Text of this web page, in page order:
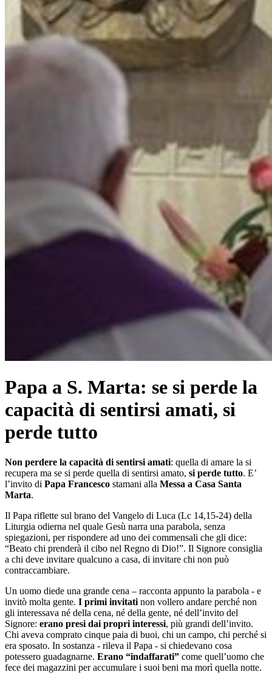
Papa a S. Marta: se si perde la
capacità di sentirsi amati, si
perde tutto
Non perdere la capacità di sentirsi amati: quella di amare la si
recupera ma se si perde quella di sentirsi amato, si perde tutto. E’
l’invito di Papa Francesco stamani alla Messa a Casa Santa
Marta.
Il Papa riflette sul brano del Vangelo di Luca (Lc 14,15-24) della
Liturgia odierna nel quale Gesù narra una parabola, senza
spiegazioni, per rispondere ad uno dei commensali che gli dice:
“Beato chi prenderà il cibo nel Regno di Dio!”. Il Signore consiglia
a chi deve invitare qualcuno a casa, di invitare chi non può
contraccambiare.
Un uomo diede una grande cena – racconta appunto la parabola - e
invitò molta gente. I primi invitati non vollero andare perché non
gli interessava né della cena, né della gente, né dell’invito del
Signore: erano presi dai propri interessi, più grandi dell’invito.
Chi aveva comprato cinque paia di buoi, chi un campo, chi perché si
era sposato. In sostanza - rileva il Papa - si chiedevano cosa
potessero guadagnarne. Erano “indaffarati” come quell’uomo che
fece dei magazzini per accumulare i suoi beni ma morì quella notte.